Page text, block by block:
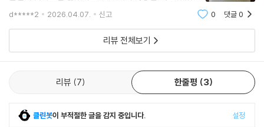
데요.이런 상황을 잘 이겨내보고자 문제는 무기력이다라
무기력에 마비됐을 뿐이다"라고 적혀 있더
d*****2 2026.04.07. 신고 0 댓글0
리뷰 전체보기
리뷰 7 한줄평 3
클린봇이 부적절한 글을 감지 중입니다. 설정